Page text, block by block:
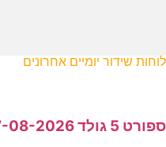
לוחות שידור יומיים אחרונים
ספורט 5 גולד 07-08-2026